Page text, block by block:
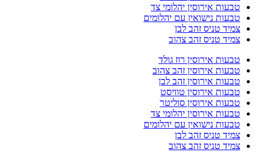
טבעות אירוסין יהלומי צד
טבעות נישואין עם יהלומים
צמיד טניס זהב לבן
צמיד טניס זהב צהוב
טבעות אירוסין רוז גולד
טבעות אירוסין זהב צהוב
טבעות אירוסין זהב לבן
טבעות אירוסין טוויסט
טבעות אירוסין סוליטר
טבעות אירוסין יהלומי צד
טבעות נישואין עם יהלומים
צמיד טניס זהב לבן
צמיד טניס זהב צהוב